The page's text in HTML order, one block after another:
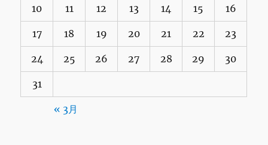
10 11 12 13 14 15 16
17 18 19 20 21 22 23
24 25 26 27 28 29 30
31
« 3月